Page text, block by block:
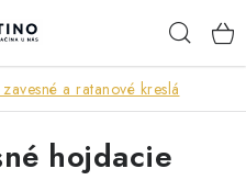
a ratanové kreslá
hojdacie